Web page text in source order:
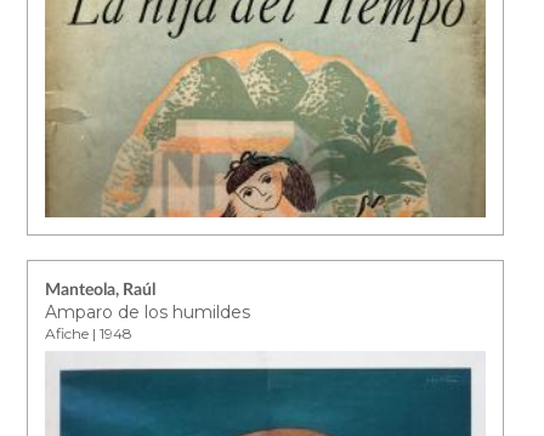
Manteola, Raúl
Amparo de los humildes
Afiche | 1948